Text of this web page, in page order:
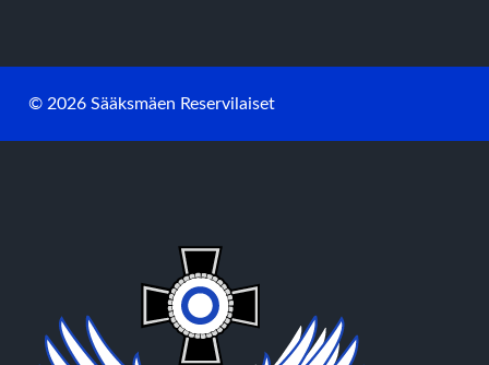
© 2026 Sääksmäen Reservilaiset